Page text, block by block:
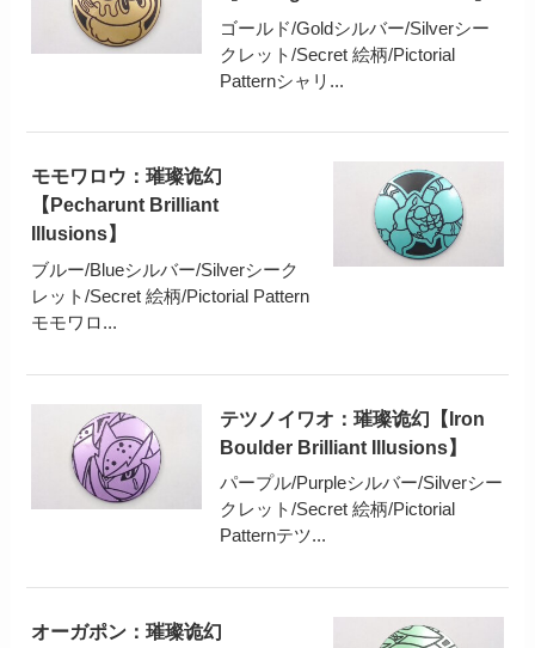
ゴールド/Goldシルバー/Silverシー
クレット/Secret 絵柄/Pictorial
Patternシャリ...
モモワロウ：璀璨诡幻
【Pecharunt Brilliant
Illusions】
ブルー/Blueシルバー/Silverシーク
レット/Secret 絵柄/Pictorial Pattern
モモワロ...
テツノイワオ：璀璨诡幻【Iron
Boulder Brilliant Illusions】
パープル/Purpleシルバー/Silverシー
クレット/Secret 絵柄/Pictorial
Patternテツ...
オーガポン：璀璨诡幻